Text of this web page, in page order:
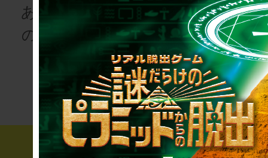
あなたも、物語
の登場人物にな
りませんか
次の授業は“謎
き”!?